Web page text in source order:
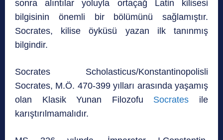
sonra alıntılar yoluyla ortaçağ Latin kilisesi
bilgisinin önemli bir bölümünü sağlamıştır.
Socrates, kilise öyküsü yazan ilk tanınmış
bilgindir.
Socrates Scholasticus/Konstantinopolisli
Socrates, M.Ö. 470-399 yılları arasında yaşamış
olan Klasik Yunan Filozofu Socrates ile
karıştırılmamalıdır.